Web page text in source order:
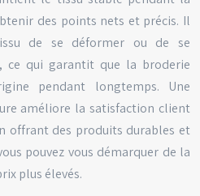
des points nets et précis. Il
de se déformer ou de se
ce qui garantit que la broderie
pendant longtemps. Une
améliore la satisfaction client
offrant des produits durables et
pouvez vous démarquer de la
plus élevés.